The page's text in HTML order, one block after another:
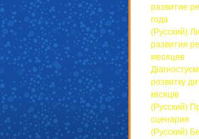
развитие
года
(Русский)
развития
месяцев
розвитку
місяців
(Русский)
сценария
(Русский)